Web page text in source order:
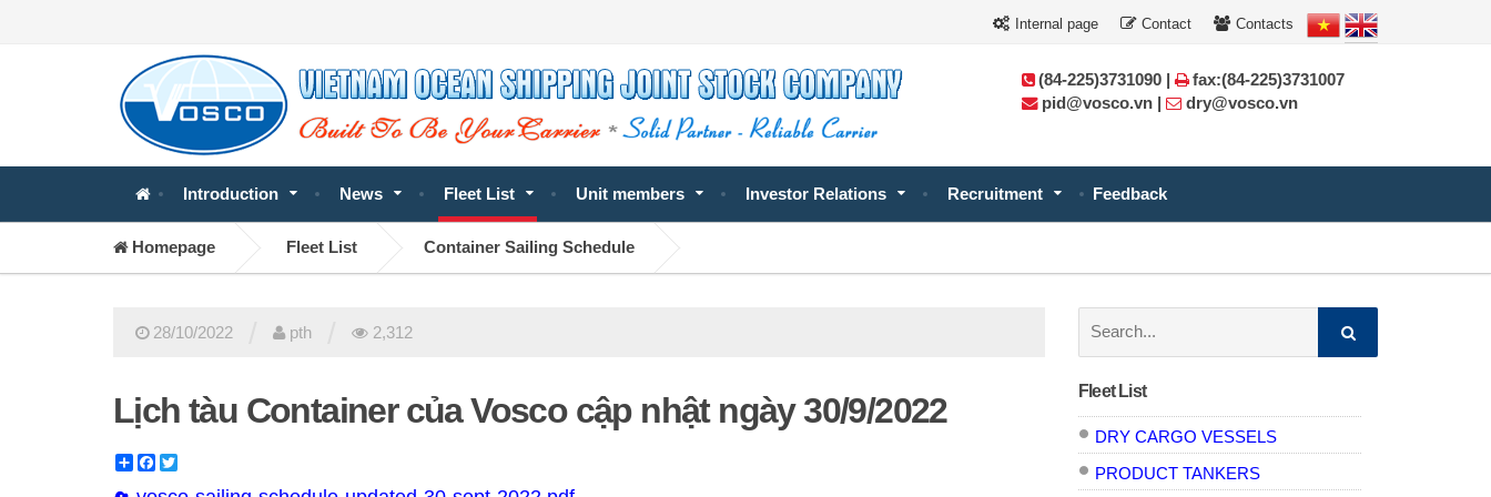
Internal page Contact Contacts
Introduction News Fleet List Unit members Investor Relations Recruitment Feedback
(84-225)3731090 |
fax:(84-225)3731007
pid@vosco.vn |
dry@vosco.vn
Homepage Fleet List Container Sailing Schedule
28/10/2022 pth 2,312
Lịch tàu Container của Vosco cập nhật ngày 30/9/2022
ShareFacebook
Fleet List
DRY CARGO VESSELS
PRODUCT TANKERS